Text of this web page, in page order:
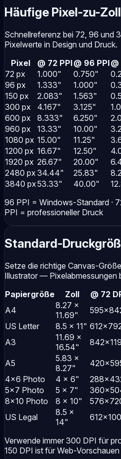
Häufige Pixel-zu-
Schnellreferenz bei 72, 96 und
Pixelwerte in Design und Druck.
Pixel
@ 72 PPI@ 96 PPI
72 px
1.000" 0.750"
96 px
1.333" 1.000"
150 px
2.083" 1.563"
300 px
4.167" 3.125"
600 px
8.333" 6.250"
960 px
13.33" 10.00"
1080 px 15.00" 11.25"
1200 px 16.67" 12.50"
1920 px 26.67" 20.00"
2480 px34.44" 25.83"
3840 px53.33" 40.00"
96 PPI = Windows-Standard ·
PPI = professioneller Druck
Standard-
Setze die richtige Canvas-
Illustrator — Pixelabmessungen
Papiergröße
Zoll @ 72
A4
8.27 ×
11.69"
US Letter
8.5 × 11"
A3
11.69 ×
16.54"
A5
5.83 ×
8.27"
4×6 Photo
4 × 6"
5×7 Photo
5 × 7"
8×10 Photo
8 × 10"
US Legal
8.5 ×
14"
Verwende immer 300 DPI für
150 DPI ist für Web-